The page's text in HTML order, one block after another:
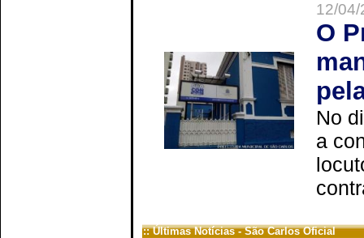
12/
O
No
a
:: Últimas Notícias - São Carlos Oficial